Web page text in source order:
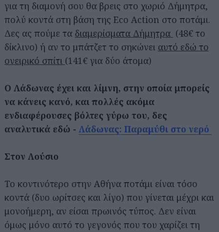
για τη διαμονή σου θα βρεις στο χωριό Δήμητρα,
πολύ κοντά στη βάση της Eco Action στο ποτάμι.
Δες ας πούμε τα διαμερίσματα Δήμητρα (48€ το
δίκλινο) ή αν το μπάτζετ το σηκώνει αυτό εδώ το
ονειρικό σπίτι (141€ για δύο άτομα)
Ο Λάδωνας έχει και λίμνη, στην οποία μπορείς
να κάνεις κανό, και πολλές ακόμα
ενδιαφέρουσες βόλτες γύρω του, δες
αναλυτικά εδώ - Λάδωνας: Παραμύθι στο νερό
Στον Λούσιο
Το κοντινότερο στην Αθήνα ποτάμι είναι τόσο
κοντά (δυο ωρίτσες και λίγο) που γίνεται μέχρι και
μονοήμερη, αν είσαι πρωινός τύπος. Δεν είναι
όμως μόνο αυτό το γεγονός που του χαρίζει τη